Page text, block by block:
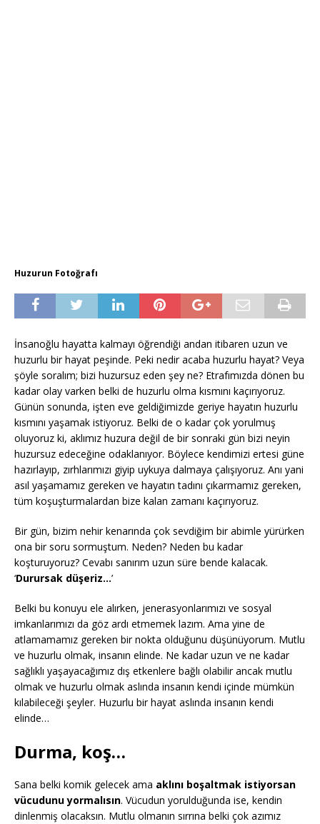
Huzurun Fotoğrafı
İnsanoğlu hayatta kalmayı öğrendiği andan itibaren uzun ve
huzurlu bir hayat peşinde. Peki nedir acaba huzurlu hayat? Veya
şöyle soralım; bizi huzursuz eden şey ne? Etrafımızda dönen bu
kadar olay varken belki de huzurlu olma kısmını kaçırıyoruz.
Günün sonunda, işten eve geldiğimizde geriye hayatın huzurlu
kısmını yaşamak istiyoruz. Belki de o kadar çok yorulmuş
oluyoruz ki, aklımız huzura değil de bir sonraki gün bizi neyin
huzursuz edeceğine odaklanıyor. Böylece kendimizi ertesi güne
hazırlayıp, zırhlarımızı giyip uykuya dalmaya çalışıyoruz. Anı yani
asıl yaşamamız gereken ve hayatın tadını çıkarmamız gereken,
tüm koşuşturmalardan bize kalan zamanı kaçırıyoruz.
Bir gün, bizim nehir kenarında çok sevdiğim bir abimle yürürken
ona bir soru sormuştum. Neden? Neden bu kadar
koşturuyoruz? Cevabı sanırım uzun süre bende kalacak.
‘Durursak düşeriz…’
Belki bu konuyu ele alırken, jenerasyonlarımızı ve sosyal
imkanlarımızı da göz ardı etmemek lazım. Ama yine de
atlamamamız gereken bir nokta olduğunu düşünüyorum. Mutlu
ve huzurlu olmak, insanın elinde. Ne kadar uzun ve ne kadar
sağlıklı yaşayacağımız dış etkenlere bağlı olabilir ancak mutlu
olmak ve huzurlu olmak aslında insanın kendi içinde mümkün
kılabileceği şeyler. Huzurlu bir hayat aslında insanın kendi
elinde…
Durma, koş…
Sana belki komik gelecek ama aklını boşaltmak istiyorsan
vücudunu yormalısın. Vücudun yorulduğunda ise, kendin
dinlenmiş olacaksın. Mutlu olmanın sırrına belki çok azımız